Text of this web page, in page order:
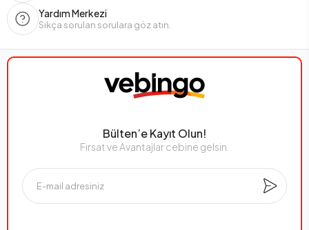
Yardım Merkezi
Sıkça sorulan sorulara göz atın.
Bülten’e Kayıt Olun!
Fırsat ve Avantajlar cebine gelsin.